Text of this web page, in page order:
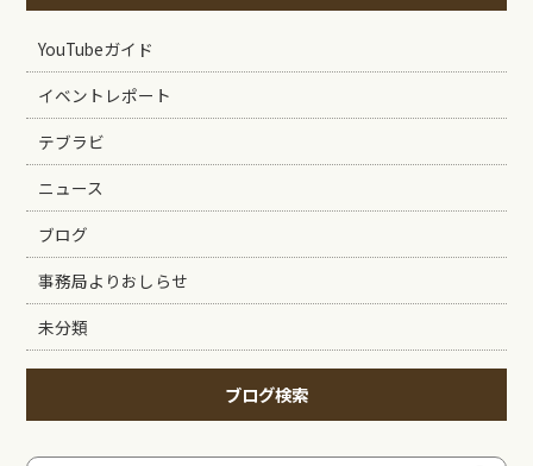
YouTubeガイド
イベントレポート
テブラビ
ニュース
ブログ
事務局よりおしらせ
未分類
ブログ検索